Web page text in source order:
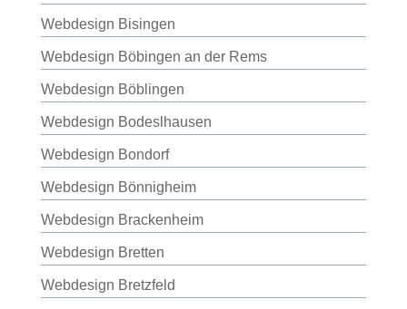
Webdesign Bisingen
Webdesign Böbingen an der Rems
Webdesign Böblingen
Webdesign Bodeslhausen
Webdesign Bondorf
Webdesign Bönnigheim
Webdesign Brackenheim
Webdesign Bretten
Webdesign Bretzfeld